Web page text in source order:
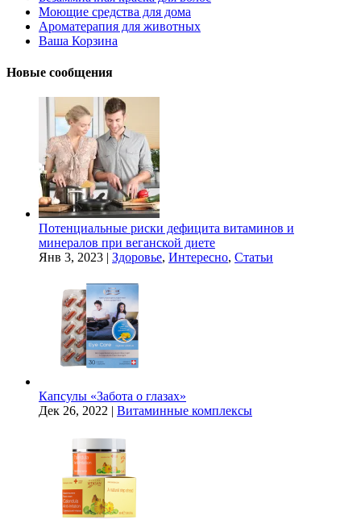
Моющие средства для дома
Ароматерапия для животных
Ваша Корзина
Новые сообщения
Потенциальные риски дефицита витаминов и
минералов при веганской диете
Янв 3, 2023 | Здоровье, Интересно, Статьи
Капсулы «Забота о глазах»
Дек 26, 2022 | Витаминные комплексы